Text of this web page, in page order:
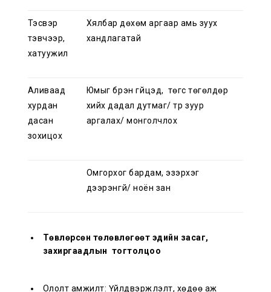
Тэсвэр
тэвчээр,
хатуужил
Хялбар дөхөм аргаар амь зуух
хандлагатай
Аливаад
хурдан
дасан
зохицох
Юмыг бүрэн гүйцэд, төгс төгөлдөр
хийх дадал дутмаг/ түр зуур
аргалах/ монголчлох
Омгорхог бардам, эзэрхэг
дээрэнгүй/ ноён зан
Төвлөрсөн төлөвлөгөөт эдийн засаг,
захиргаадлын тогтолцоо
Ололт амжилт: Үйлдвэржүүлэлт, хөдөө аж